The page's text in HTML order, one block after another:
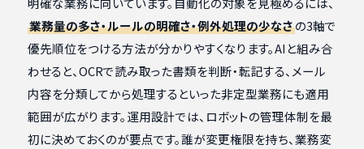
業務量の多さ・ルールの明確さ・例外処理の少なさの3軸で
優先順位をつける方法が分かりやすくなります。AIと組み合
わせると、OCRで読み取った書類を判断・転記する、メール
内容を分類してから処理するといった非定型業務にも適用
範囲が広がります。運用設計では、ロボットの管理体制を最
初に決めておくのが要点です。誰が変更権限を持ち、業務変